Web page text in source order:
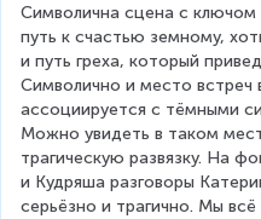
Символична сцена с ключом
путь к счастью земному,
и путь греха, который
Символично и место встреч
ассоциируется с тёмными
Можно увидеть в таком
трагическую развязку. На
и Кудряша разговоры
серьёзно и трагично. Мы